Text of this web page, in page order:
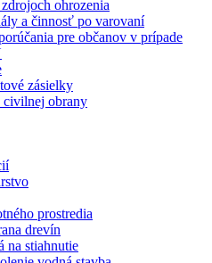
ohrozenia
a činnosť po varovaní
pre občanov v prípade
zásielky
civilnej obrany
prostredia
drevín
na stiahnutie